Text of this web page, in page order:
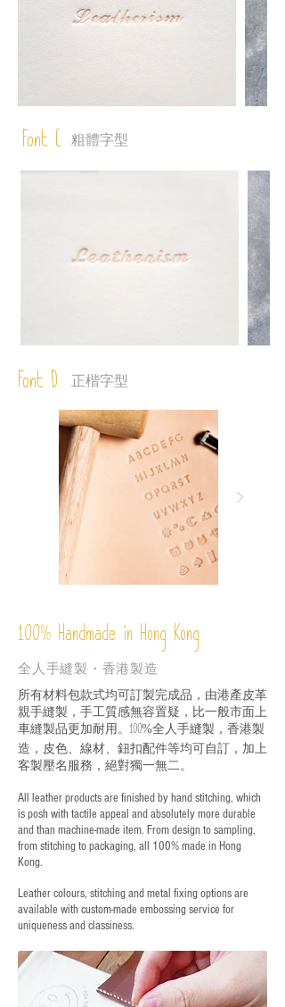
Font C 粗體字型
Font D 正楷字型
100% Handmade in Hong Kong
全人手縫製・香港製造
所有材料包款式均可訂製完成品，由港產皮革
親手縫製，手工質感無容置疑，比一般市面上
車縫製品更加耐用。 100%全人手縫製，香港製
造，皮色、線材、鈕扣配件等均可自訂，加上
客製壓名服務，絕對獨一無二。
All leather products are finished by hand stitching, which
is posh with tactile appeal and absolutely more durable
and than machine-made item. From design to sampling,
from stitching to packaging, all 100% made in Hong
Kong.
Leather colours, stitching and metal fixing options are
available with custom-made embossing service for
uniqueness and classiness.